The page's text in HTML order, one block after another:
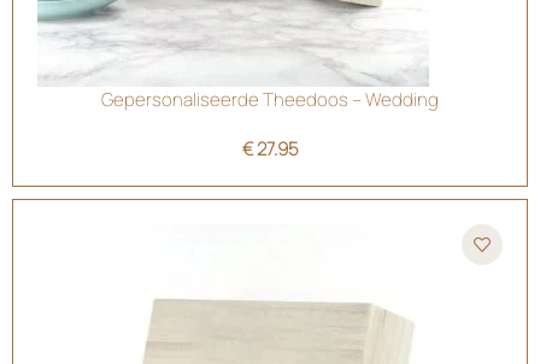
Gepersonaliseerde Theedoos – Wedding
€27.95